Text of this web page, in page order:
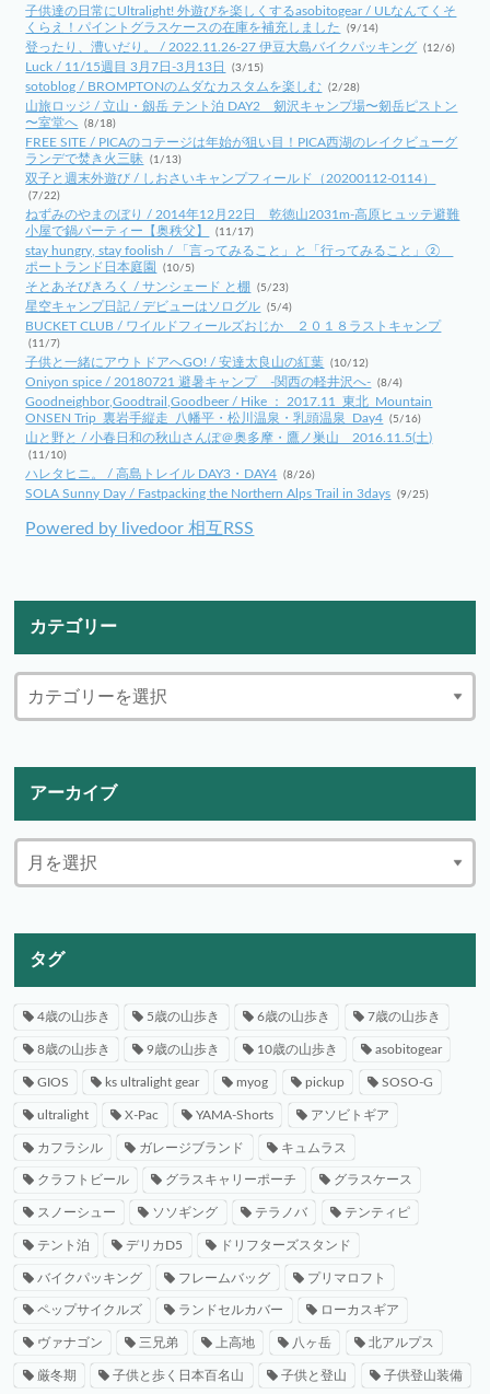
子供達の日常にUltralight! 外遊びを楽しくするasobitogear / ULなんてくそ
くらえ！パイントグラスケースの在庫を補充しました
(9/14)
登ったり、漕いだり。 / 2022.11.26-27 伊豆大島バイクパッキング (12/6)
Luck / 11/15週目 3月7日-3月13日 (3/15)
sotoblog / BROMPTONのムダなカスタムを楽しむ (2/28)
山旅ロッジ / 立山・劔岳 テント泊 DAY2 剱沢キャンプ場〜剱岳ピストン
〜室堂へ (8/18)
FREE SITE / PICAのコテージは年始が狙い目！PICA西湖のレイクビューグ
ランデで焚き火三昧
(1/13)
双子と週末外遊び / しおさいキャンプフィールド（20200112-0114）
(7/22)
ねずみのやまのぼり / 2014年12月22日 乾徳山2031m-高原ヒュッテ避難
小屋で鍋パーティー【奥秩父】
(11/17)
stay hungry, stay foolish / 「言ってみること」と「行ってみること」②
ポートランド日本庭園
(10/5)
そとあそびきろく / サンシェード と棚 (5/23)
星空キャンプ日記 / デビューはソログル (5/4)
BUCKET CLUB / ワイルドフィールズおじか ２０１８ラストキャンプ
(11/7)
子供と一緒にアウトドアへGO! / 安達太良山の紅葉 (10/12)
Oniyon spice / 20180721 避暑キャンプ -関西の軽井沢へ- (8/4)
Goodneighbor,Goodtrail,Goodbeer / Hike ： 2017.11_東北_Mountain
ONSEN Trip_裏岩手縦走_八幡平・松川温泉・乳頭温泉_Day4 (5/16)
山と野と / 小春日和の秋山さんぽ＠奥多摩・鷹ノ巣山 2016.11.5(土)
(11/10)
ハレタヒニ。 / 高島トレイル DAY3・DAY4 (8/26)
SOLA Sunny Day / Fastpacking the Northern Alps Trail in 3days (9/25)
Powered by livedoor 相互RSS
カテゴリー
アーカイブ
タグ
4歳の山歩き 5歳の山歩き 6歳の山歩き 7歳の山歩き
8歳の山歩き 9歳の山歩き 10歳の山歩き asobitogear
GIOS ks ultralight gear myog pickup SOSO-G
ultralight X-Pac YAMA-Shorts アソビトギア
カフラシル ガレージブランド キュムラス
クラフトビール グラスキャリーポーチ グラスケース
スノーシュー ソソギング テラノバ テンティピ
テント泊 デリカD5 ドリフターズスタンド
バイクパッキング フレームバッグ プリマロフト
ペップサイクルズ ランドセルカバー ローカスギア
ヴァナゴン 三兄弟 上高地 八ヶ岳 北アルプス
厳冬期 子供と歩く日本百名山 子供と登山 子供登山装備